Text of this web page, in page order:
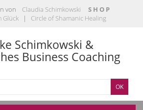
von Claudia Schimkowski
S H O P
Glück | Circle of Shamanic Healing
Schimkowski &
Business Coaching